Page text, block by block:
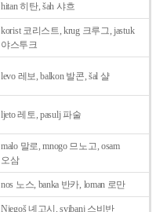
hitan 히탄, šah 샤흐
korist 코리스트, krug 크루그, jastuk
야스투크
levo 레보, balkon 발콘, šal 샬
ljeto 레토, pasulj 파술
malo 말로, mnogo 므노고, osam
오삼
nos 노스, banka 반카, loman 로만
Njegoš 녜고시, svibanj 스비반